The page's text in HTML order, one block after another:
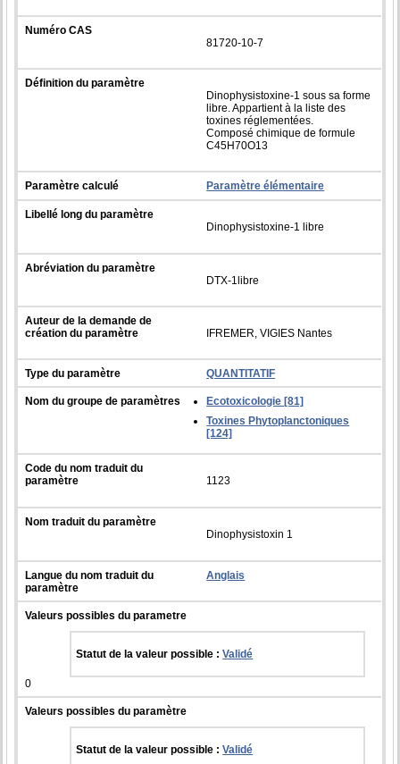
Numéro CAS
81720-10-7
Définition du paramètre
Dinophysistoxine-1 sous sa forme
libre. Appartient à la liste des
toxines réglementées.
Composé chimique de formule
C45H70O13
Paramètre calculé Paramètre élémentaire
Libellé long du paramètre
Dinophysistoxine-1 libre
Abréviation du paramètre
DTX-1libre
Auteur de la demande de
création du paramètre
IFREMER, VIGIES Nantes
Type du paramètre QUANTITATIF
Nom du groupe de paramètres
Ecotoxicologie [81]
Toxines Phytoplanctoniques
[124]
Code du nom traduit du
paramètre
1123
Nom traduit du paramètre
Dinophysistoxin 1
Langue du nom traduit du
paramètre
Anglais
Valeurs possibles du parametre
Statut de la valeur possible :Validé
0
Valeurs possibles du paramètre
Statut de la valeur possible :Validé